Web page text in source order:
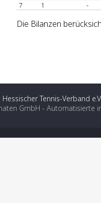
7
1 -
Die Bilanzen
Tennis-Verband
GmbH - Automatisierte